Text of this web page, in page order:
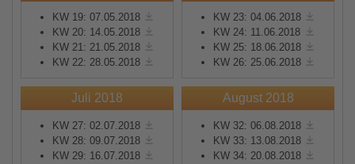
KW 19: 07.05.2018
KW 20: 14.05.2018
KW 21: 21.05.2018
KW 22: 28.05.2018
KW 23: 04.06.2018
KW 24: 11.06.2018
KW 25: 18.06.2018
KW 26: 25.06.2018
Juli 2018
KW 27: 02.07.2018
KW 28: 09.07.2018
KW 29: 16.07.2018
August 2018
KW 32: 06.08.2018
KW 33: 13.08.2018
KW 34: 20.08.2018